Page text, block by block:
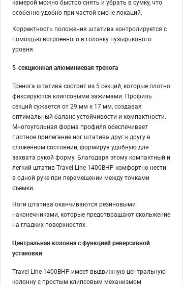
камерой можно быстро снять и убрать в сумку, что
особенно удобно при частой смене локаций.
Корректность положения штатива контролируется с
помощью встроенного в головку пузырькового
уровня.
5-секционная алюминиевая тренога
Тренога штатива состоит из 5 секций, которые плотно
фиксируются клипсовыми зажимами. Профиль
секций сужается от 29 мм к 17 мм, создавая
оптимальный баланс устойчивости и компактности.
Многоугольная форма профиля обеспечивает
плотное прилегание ног штатива друг к другу в
сложенном состоянии, формируя удобную для
захвата рукой форму. Благодаря этому компактный и
легкий штатив Travel Line 1400BHP комфортно нести
в одной руке при перемещении между точками
съемки.
Ноги штатива оканчиваются резиновыми
наконечниками, которые предотвращают скольжение
на гладких поверхностях.
Центральная колонна с функцией реверсивной
установки
Travel Line 1400BHP имеет выдвижную центральную
колонну с простым клипсовым механизмом